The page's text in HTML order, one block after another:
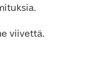
viivettä.